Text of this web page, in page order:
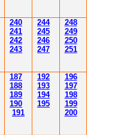
240
241
242
243
244
245
246
247
248
249
250
251
187
188
189
190
191
192
193
194
195
196
197
198
199
200